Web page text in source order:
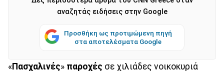
αναζητάς ειδήσεις στην Google
Προσθήκη ως προτιμώμενη πηγή
στα αποτελέσματα Google
«Πασχαλινές» παροχές σε χιλιάδες νοικοκυριά